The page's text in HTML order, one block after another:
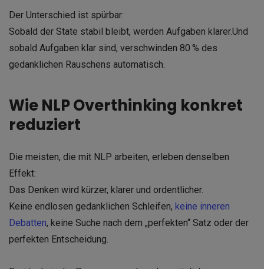
Der Unterschied ist spürbar:
Sobald der State stabil bleibt, werden Aufgaben klarer.Und
sobald Aufgaben klar sind, verschwinden 80 % des
gedanklichen Rauschens automatisch.
Wie NLP Overthinking konkret
reduziert
Die meisten, die mit NLP arbeiten, erleben denselben
Effekt:
Das Denken wird kürzer, klarer und ordentlicher.
Keine endlosen gedanklichen Schleifen, keine inneren
Debatten, keine Suche nach dem „perfekten“ Satz oder der
perfekten Entscheidung.